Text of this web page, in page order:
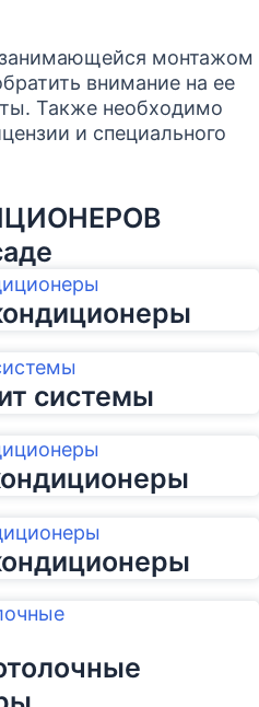
монтажом
внимание на ее
Также необходимо
и специального
системы